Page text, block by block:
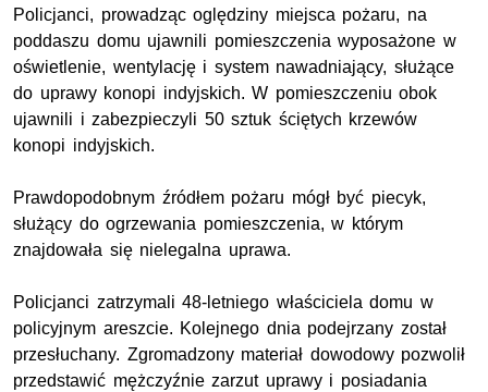
Policjanci, prowadząc oględziny miejsca pożaru, na
poddaszu domu ujawnili pomieszczenia wyposażone w
oświetlenie, wentylację i system nawadniający, służące
do uprawy konopi indyjskich. W pomieszczeniu obok
ujawnili i zabezpieczyli 50 sztuk ściętych krzewów
konopi indyjskich.
Prawdopodobnym źródłem pożaru mógł być piecyk,
służący do ogrzewania pomieszczenia, w którym
znajdowała się nielegalna uprawa.
Policjanci zatrzymali 48-letniego właściciela domu w
policyjnym areszcie. Kolejnego dnia podejrzany został
przesłuchany. Zgromadzony materiał dowodowy pozwolił
przedstawić mężczyźnie zarzut uprawy i posiadania